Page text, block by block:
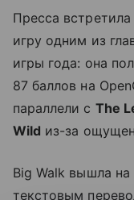
Пресса
игру одним из
игры года: она
87 баллов на
параллели с The
Wild из-за
Big Walk вышла на
текстовым